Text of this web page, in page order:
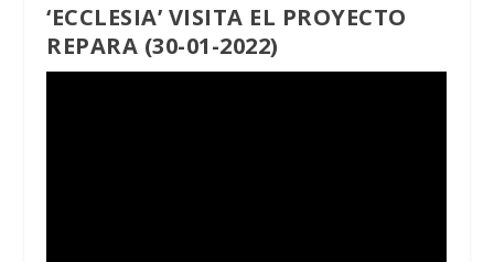
‘ECCLESIA’ VISITA EL PROYECTO
REPARA (30-01-2022)